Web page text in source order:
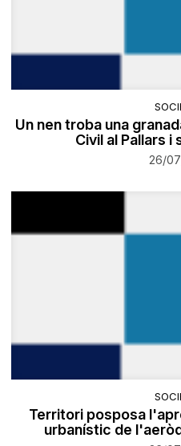
Un nen troba una
Civil al Pallars i
26/
Territori posposa
urbanístic de